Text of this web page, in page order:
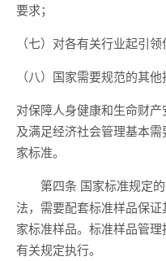
要求；
（七）对各有关行业起引领
（八）国家需要规范的其他
对保障人身健康和生命财
及满足经济社会管理基本
家标准。
第四条 国家标准规定
法，需要配套标准样品保
家标准样品。标准样品管
有关规定执行。